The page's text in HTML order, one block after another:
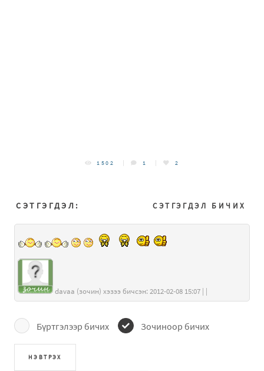
1502 1 2
СЭТГЭГДЭЛ БИЧИХ
СЭТГЭГДЭЛ:
davaa (зочин) хэзээ бичсэн: 2012-02-08 15:07 | |
Бүртгэлээр бичих Зочиноор бичих